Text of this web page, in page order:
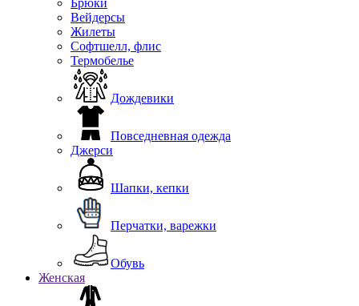
Вейдерсы
Жилеты
Софтшелл, флис
Термобелье
Дождевики
Повседневная одежда
Джерси
Шапки, кепки
Перчатки, варежки
Обувь
Женская